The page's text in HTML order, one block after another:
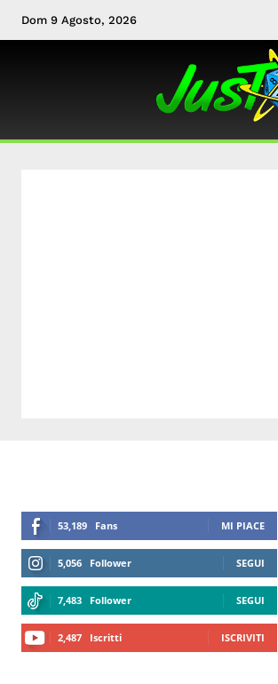
Dom 9 Agosto, 2026
53,189 Fans MI PIACE
5,056 Follower SEGUI
7,483 Follower SEGUI
2,487 Iscritti ISCRIVITI